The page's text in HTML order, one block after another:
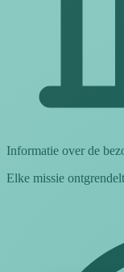
Informatie over de
Elke missie